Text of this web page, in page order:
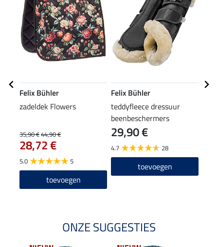
Felix Bühler
zadeldek Flowers
35,90 €44,90 €
28,72 €
5.0 5
toevoegen
Felix Bühler
teddyfleece dressuur
beenbeschermers
Essential, voorbenen
29,90 €
4.7 28
toevoegen
ONZE SUGGESTIES